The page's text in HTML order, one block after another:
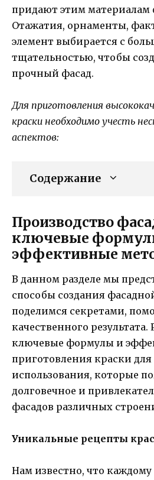
придают этим материалам
Отажатия, орнаменты,
элемент выбирается с
тщательностью, чтобы
прочный фасад.
Для приготовления
краски необходимо учесть
аспектов:
Содержание
Производство
ключевые
эффективные
В данном разделе мы
способы создания
поделимся секретами,
качественного
ключевые формулы и
приготовления краски
использования, которые
долговечное и
фасадов различных
Уникальные рецепты
Нам известно, что каждому